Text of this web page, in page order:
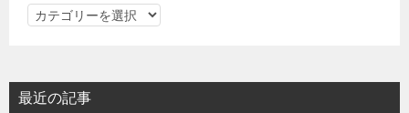
カ
リ
ー
最近の記事